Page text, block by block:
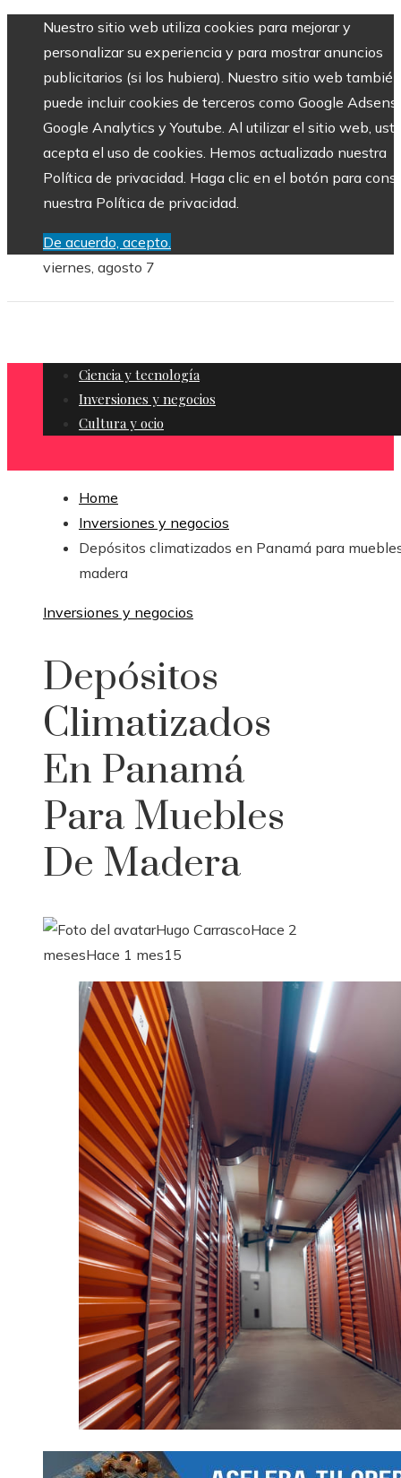
Nuestro sitio web utiliza cookies para mejorar y
personalizar su experiencia y para mostrar anuncios
publicitarios (si los hubiera). Nuestro sitio web también
puede incluir cookies de terceros como Google
Google Analytics y Youtube. Al utilizar el sitio web,
acepta el uso de cookies. Hemos actualizado nuestra
Política de privacidad. Haga clic en el botón para
nuestra Política de privacidad.
De acuerdo, acepto.
viernes, agosto 7
Ciencia y tecnología
Inversiones y negocios
Cultura y ocio
Home
Inversiones y negocios
Depósitos climatizados en Panamá para
madera
Inversiones y negocios
Depósitos
Climatizados
En Panamá
Para Muebles
De Madera
Hugo CarrascoHace 2
mesesHace 1 mes15